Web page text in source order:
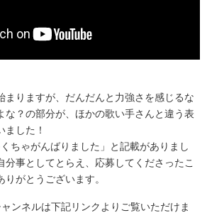
まりますが、だんだんと力強さを感じるな
な？の部分が、ほかの歌い手さんと違う表
ました！
ちゃがんばりました」と記載がありまし
分事としてとらえ、応募してくださったこ
がとうございます。
ンネルは下記リンクよりご覧いただけま